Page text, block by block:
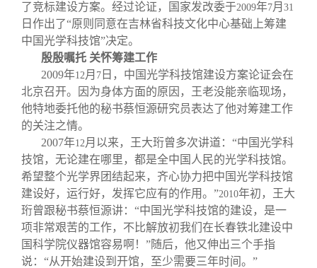
实用信息
总会章程
理事会名单
联系我们
了竞标建设方案。经过论证，国家发改委于2009年7月 31
日作出了“原则同意在吉林省科技文化中心基础上筹建
中国光学科技馆”决定。
殷殷嘱托 关怀筹建工作
2009年12月 7 日 ，中国光学科技馆建设方案论证会在
北京召开。因为身体方面的原因，王老没能亲临现场，
他特地委托他的秘书蔡恒源研究员表达了他对筹建工作
的关注之情。
2007年12月以来，王大珩曾多次讲道：“中国光学科
技馆，无论建在哪里，都是全中国人民的光学科技馆。
希望整个光学界团结起来，齐心协力把中国光学科技馆
建设好，运行好，发挥它应有的作用。”2010年初，王大
珩曾跟秘书蔡恒源讲：“中国光学科技馆的建设，是一
项非常艰苦的工作，不比解放初我们在长春铁北建设中
国科学院仪器馆容易啊！”随后，他又伸出三个手指
说：“从开始建设到开馆，至少需要三年时间。”